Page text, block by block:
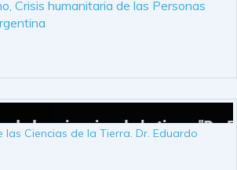
Crisis humanitaria de las Personas